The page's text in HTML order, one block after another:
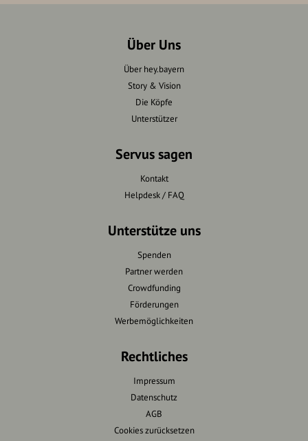
Über Uns
Über hey.bayern
Story & Vision
Die Köpfe
Unterstützer
Servus sagen
Kontakt
Helpdesk / FAQ
Unterstütze uns
Spenden
Partner werden
Crowdfunding
Förderungen
Werbemöglichkeiten
Rechtliches
Impressum
Datenschutz
AGB
Cookies zurücksetzen